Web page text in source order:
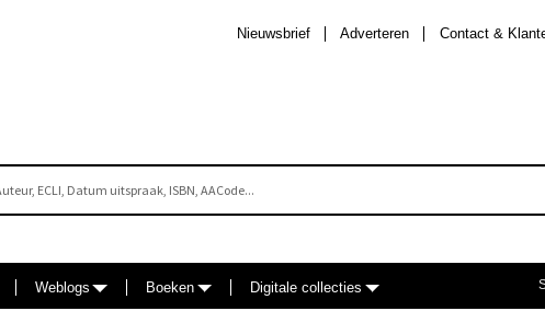
Contact &
Adverteren
Nieuwsbrief
Weblogs Boeken Digitale collecties